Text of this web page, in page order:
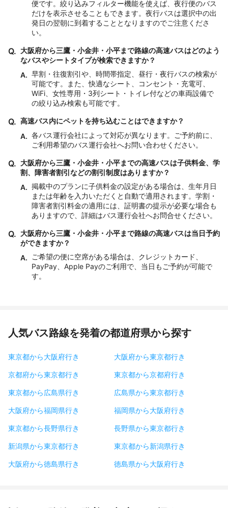
便です。絞り込みフィルター機能を使えば、夜行便のバス
だけを表示させることもできます。夜行バスは選択中の出
発日の翌朝に到着することとなりますのでご注意くださ
い。
Q. 大阪府から三鷹・小金井・小平まで路線の高速バスはどのよう
なバスやシートタイプが検索できますか？
A. 早割・往復割引や、時間帯指定、昼行・夜行バスの検索が
可能です。また、快適なシート、コンセント・充電可、
WiFi、女性専用・3列シート・トイレ付などの車両設備で
の絞り込み検索も可能です。
Q. 高速バス内にペットを持ち込むことはできますか？
A. 各バス運行会社によって対応が異なります。ご予約前に、
ご利用希望のバス運行会社へお問い合わせください。
Q. 大阪府から三鷹・小金井・小平までの高速バスは子供料金、学
割、障害者割引などの割引制度はありますか？
A. 掲載中のプランに子供料金の設定がある場合は、生年月日
または年齢を入力いただくと自動で適用されます。学割・
障害者割引料金の適用には、証明書の提示が必要な場合も
ありますので、詳細はバス運行会社へお問合せください。
Q. 大阪府から三鷹・小金井・小平まで路線の高速バスは当日予約
ができますか？
A. ご希望の便に空席がある場合は、クレジットカード、
PayPay、Apple Payのご利用で、当日もご予約が可能で
す。
人気バス路線を発着の都道府県から探す
東京都から大阪府行き 大阪府から東京都行き
京都府から東京都行き 東京都から京都府行き
東京都から広島県行き 広島県から東京都行き
大阪府から福岡県行き 福岡県から大阪府行き
東京都から長野県行き 長野県から東京都行き
新潟県から東京都行き 東京都から新潟県行き
大阪府から徳島県行き 徳島県から大阪府行き